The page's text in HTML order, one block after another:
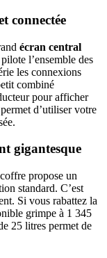
connectée
écran central
l’ensemble des
les connexions
combiné
pour afficher
d’utiliser votre
gigantesque
propose un
standard. C’est
Si vous rabattez la
grimpe à 1 345
25 litres permet de